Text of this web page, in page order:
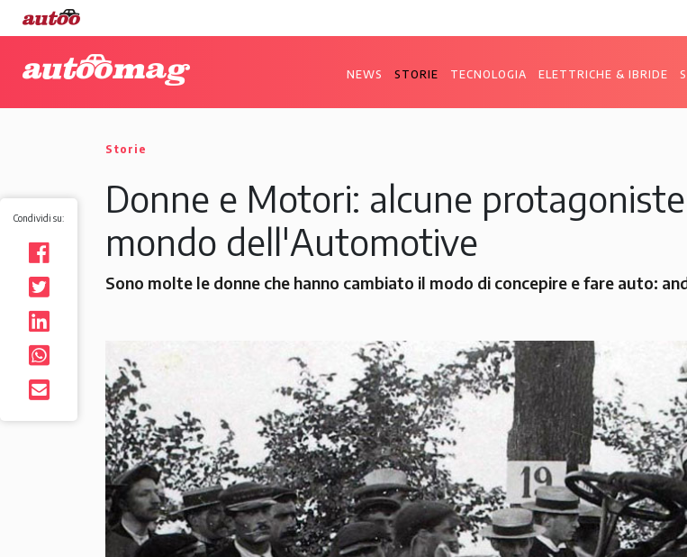
Storie
Donne e Motori: alcune
mondo dell'Automotive
Sono molte le donne che hanno cambiato il modo di concepire e fare auto:
Condividi su:
NEWS STORIE TECNOLOGIA ELETTRICHE & IBRIDE